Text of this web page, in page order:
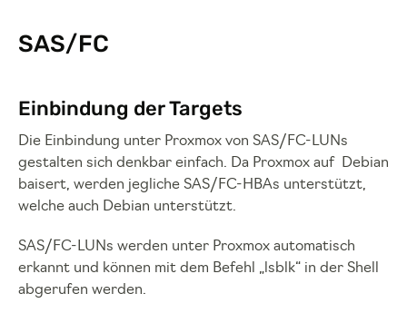
SAS/FC
Einbindung der Targets
Die Einbindung unter Proxmox von SAS/FC-LUNs
gestalten sich denkbar einfach. Da Proxmox auf Debian
baisert, werden jegliche SAS/FC-HBAs unterstützt,
welche auch Debian unterstützt.
SAS/FC-LUNs werden unter Proxmox automatisch
erkannt und können mit dem Befehl „lsblk“ in der Shell
abgerufen werden.